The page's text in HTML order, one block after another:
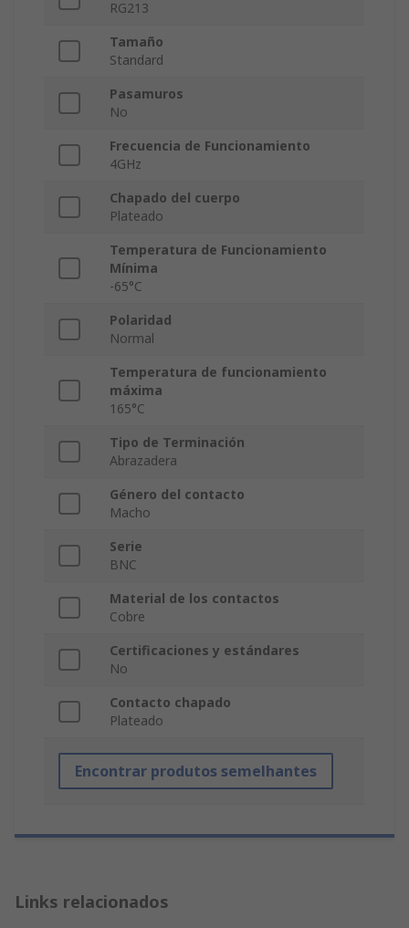
RG213
Tamaño
Standard
Pasamuros
No
Frecuencia de Funcionamiento
4GHz
Chapado del cuerpo
Plateado
Temperatura de Funcionamiento
Mínima
-65°C
Polaridad
Normal
Temperatura de funcionamiento
máxima
165°C
Tipo de Terminación
Abrazadera
Género del contacto
Macho
Serie
BNC
Material de los contactos
Cobre
Certificaciones y estándares
No
Contacto chapado
Plateado
Encontrar produtos semelhantes
Links relacionados